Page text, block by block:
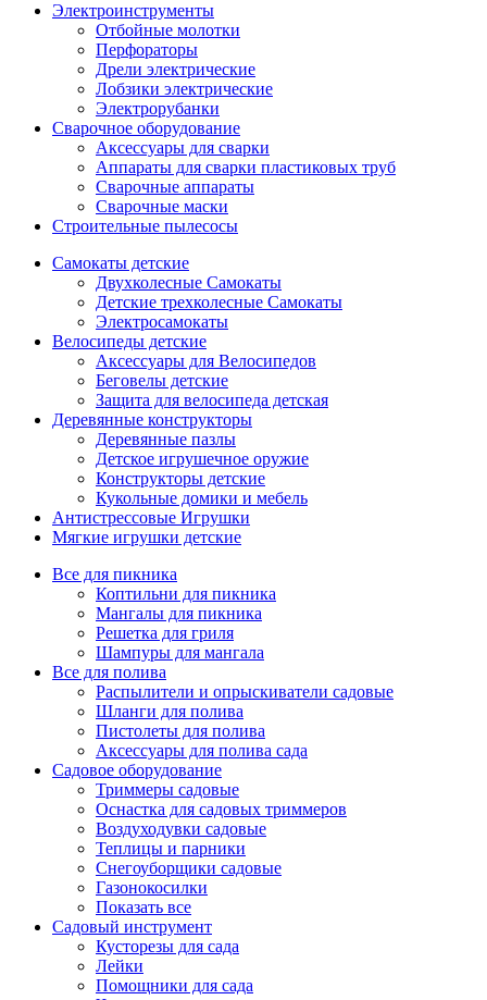
Электроинструменты
Отбойные молотки
Перфораторы
Дрели электрические
Лобзики электрические
Электрорубанки
Сварочное оборудование
Аксессуары для сварки
Аппараты для сварки пластиковых труб
Сварочные аппараты
Сварочные маски
Строительные пылесосы
Самокаты детские
Двухколесные Cамокаты
Детские трехколесные Самокаты
Электросамокаты
Велосипеды детские
Аксессуары для Велосипедов
Беговелы детские
Защита для велосипеда детская
Деревянные конструкторы
Деревянные пазлы
Детское игрушечное оружие
Конструкторы детские
Кукольные домики и мебель
Антистрессовые Игрушки
Мягкие игрушки детские
Все для пикника
Коптильни для пикника
Мангалы для пикника
Решетка для гриля
Шампуры для мангала
Все для полива
Распылители и опрыскиватели садовые
Шланги для полива
Пистолеты для полива
Аксессуары для полива сада
Садовое оборудование
Триммеры садовые
Оснастка для садовых триммеров
Воздуходувки садовые
Теплицы и парники
Снегоуборщики садовые
Газонокосилки
Показать все
Садовый инструмент
Кусторезы для сада
Лейки
Помощники для сада